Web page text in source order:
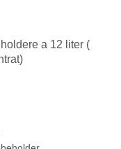
a 12 liter (